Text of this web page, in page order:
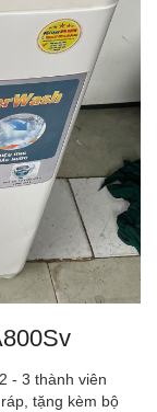
- 3 thành viên
tặng kèm bộ